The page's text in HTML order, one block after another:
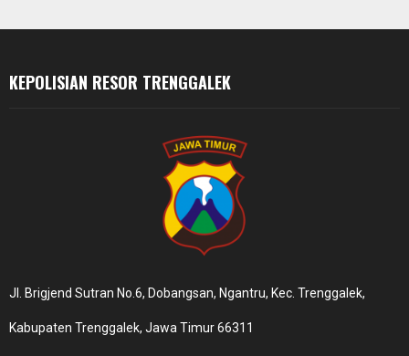
KEPOLISIAN RESOR TRENGGALEK
Jl. Brigjend Sutran No.6, Dobangsan, Ngantru, Kec. Trenggalek,
Kabupaten Trenggalek, Jawa Timur 66311